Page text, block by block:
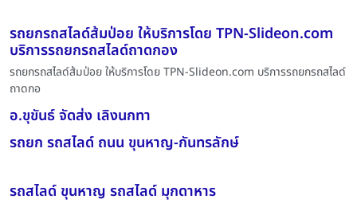
รถยกรถสไลด์ส้มป่อย ให้บริการโดย TPN-Slideon.com
บริการรถยกรถสไลด์ถาดกอง
รถยกรถสไลด์ส้มป่อย ให้บริการโดย TPN-Slideon.com บริการรถยกรถสไลด์
ถาดกอ
อ.ขุขันธ์ จัดส่ง เลิงนกทา
รถยก รถสไลด์ ถนน ขุนหาญ-กันทรลักษ์
รถสไลด์ ขุนหาญ รถสไลด์ มุกดาหาร